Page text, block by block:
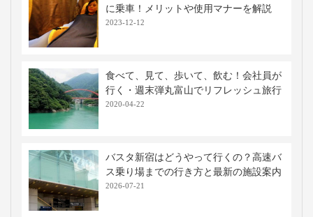
に乗車！メリットや使用マナーを解説
2023-12-12
食べて、見て、歩いて、飲む！会社員が
行く・週末弾丸富山でリフレッシュ旅行
2020-04-22
バスタ新宿はどうやって行くの？高速バ
ス乗り場までの行き方と最新の施設案内
2026-07-21